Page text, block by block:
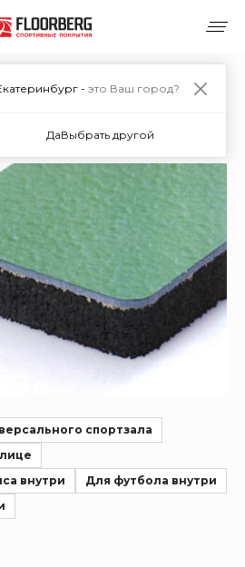
Наливные полиуретановые
в Екатеринбурге
спортзала
внутри
Для футбола внутри
- это Ваш город?
ДаВыбрать другой